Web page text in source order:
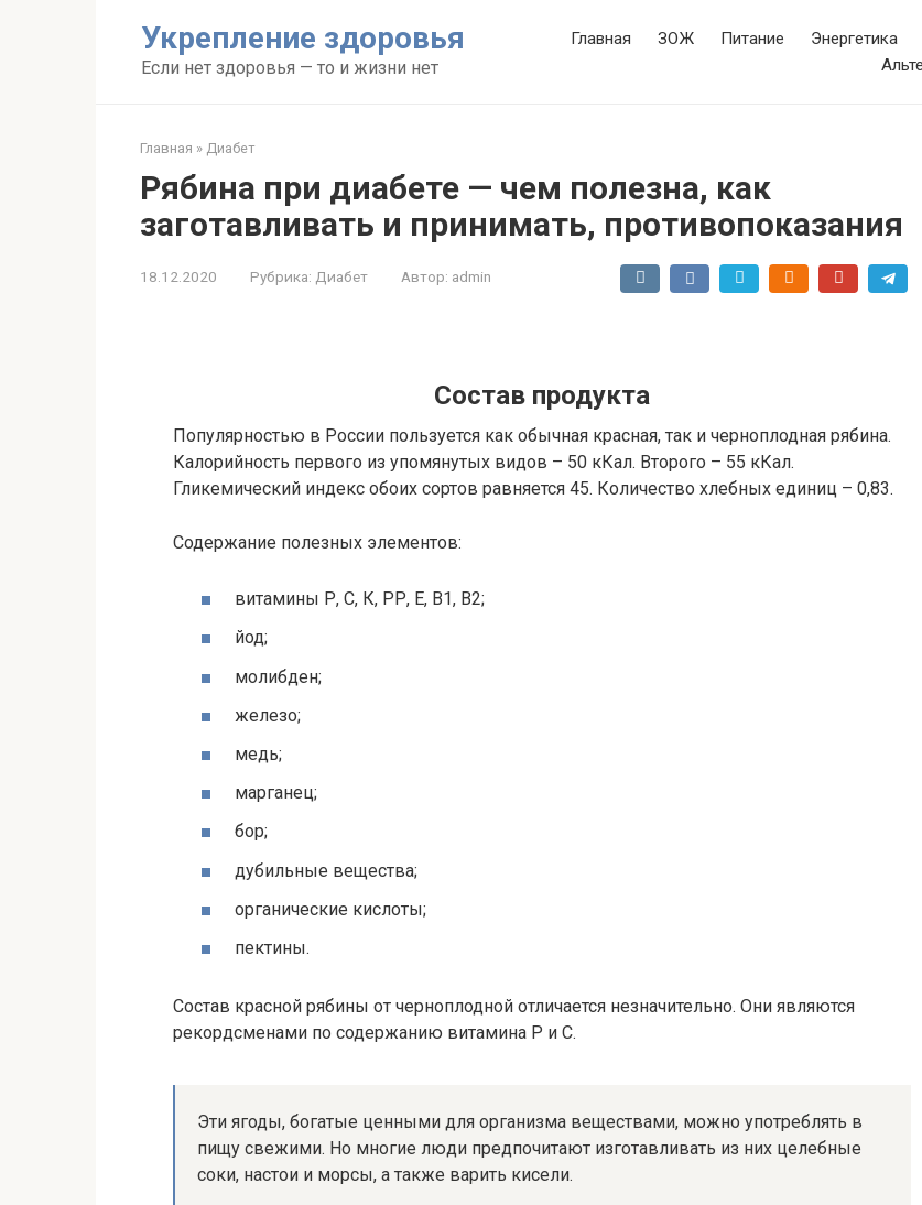
Укрепление здоровья
Если нет здоровья — то и жизни нет
Главная ЗОЖ Питание Энергетика
Главная » Диабет
Рябина при диабете — чем полезна, как
заготавливать и принимать, противопоказания
18.12.2020 Рубрика: Диабет Автор: admin
Состав продукта
Популярностью в России пользуется как обычная красная, так и черноплодная рябина.
Калорийность первого из упомянутых видов – 50 кКал. Второго – 55 кКал.
Гликемический индекс обоих сортов равняется 45. Количество хлебных единиц – 0,83.
Содержание полезных элементов:
витамины Р, С, К, РР, Е, В1, В2;
йод;
молибден;
железо;
медь;
марганец;
бор;
дубильные вещества;
органические кислоты;
пектины.
Состав красной рябины от черноплодной отличается незначительно. Они являются
рекордсменами по содержанию витамина Р и С.
Эти ягоды, богатые ценными для организма веществами, можно употреблять в
пищу свежими. Но многие люди предпочитают изготавливать из них целебные
соки, настои и морсы, а также варить кисели.